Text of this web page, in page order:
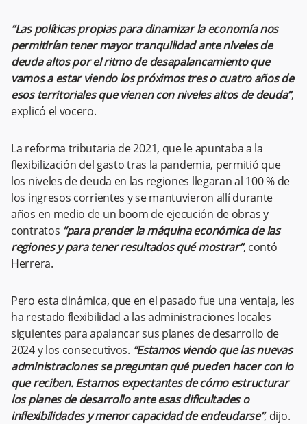
“Las políticas propias para dinamizar la economía nos
permitirían tener mayor tranquilidad ante niveles de
deuda altos por el ritmo de desapalancamiento que
vamos a estar viendo los próximos tres o cuatro años de
esos territoriales que vienen con niveles altos de deuda”,
explicó el vocero.
La reforma tributaria de 2021, que le apuntaba a la
flexibilización del gasto tras la pandemia, permitió que
los niveles de deuda en las regiones llegaran al 100 % de
los ingresos corrientes y se mantuvieron allí durante
años en medio de un boom de ejecución de obras y
contratos “para prender la máquina económica de las
regiones y para tener resultados qué mostrar”, contó
Herrera.
Pero esta dinámica, que en el pasado fue una ventaja, les
ha restado flexibilidad a las administraciones locales
siguientes para apalancar sus planes de desarrollo de
2024 y los consecutivos. “Estamos viendo que las nuevas
administraciones se preguntan qué pueden hacer con lo
que reciben. Estamos expectantes de cómo estructurar
los planes de desarrollo ante esas dificultades o
inflexibilidades y menor capacidad de endeudarse”, dijo.